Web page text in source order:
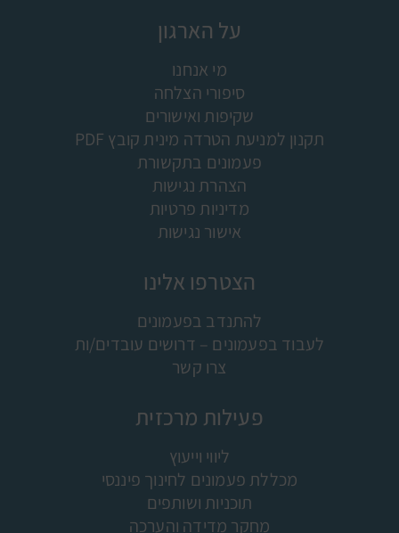
על הארגון
מי אנחנו
סיפורי הצלחה
שקיפות ואישורים
תקנון למניעת הטרדה מינית קובץ PDF
פעמונים בתקשורת
הצהרת נגישות
מדיניות פרטיות
אישור נגישות
הצטרפו אלינו
להתנדב בפעמונים
לעבוד בפעמונים – דרושים עובדים/ות
צרו קשר
פעילות מרכזית
ליווי וייעוץ
מכללת פעמונים לחינוך פיננסי
תוכניות ושותפים
מחקר מדידה והערכה